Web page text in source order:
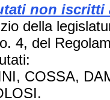
non iscritti
della
4, del
COSSA,